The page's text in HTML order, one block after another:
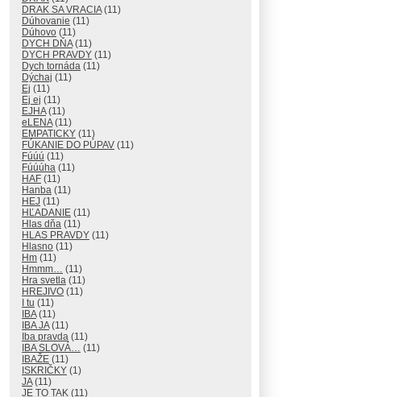
DRAK SA VRACIA(11)
Dúhovanie (11)
Dúhovo (11)
DYCH DŇA(11)
DYCH PRAVDY (11)
Dych tornáda (11)
Dýchaj (11)
Ej (11)
Ej ej (11)
EJHA(11)
eLENA(11)
EMPATICKY (11)
FÚKANIE DO PÚPAV (11)
Fúúú (11)
Fúúúha (11)
HAF (11)
Hanba (11)
HEJ (11)
HĽADANIE (11)
Hlas dňa (11)
HLAS PRAVDY (11)
Hlasno (11)
Hm (11)
Hmmm… (11)
Hra svetla (11)
HREJIVO (11)
I tu (11)
IBA(11)
IBA JA(11)
Iba pravda (11)
IBA SLOVÁ… (11)
IBAŽE (11)
ISKRIČKY (1)
JA(11)
JE TO TAK (11)